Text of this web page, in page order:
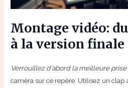
Montage vidéo:
à la version finale
Verrouillez d’abord la meilleure
caméra sur ce repère. Utilisez un